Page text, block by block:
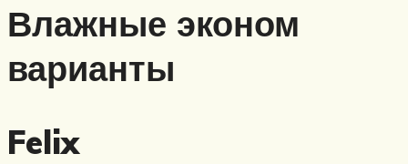
Влажные эконом
варианты
Felix